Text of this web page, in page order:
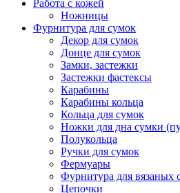
Работа с кожей
Ножницы
Фурнитура для сумок
Декор для сумок
Донце для сумок
Замки, застежки
Застежки фастексы
Карабины
Карабины кольца
Кольца для сумок
Ножки для дна сумки
Полукольца
Ручки для сумок
Фермуары
Фурнитура для вязаных
Цепочки